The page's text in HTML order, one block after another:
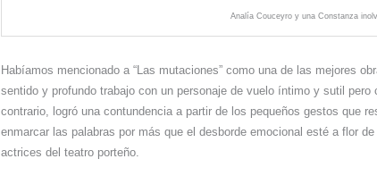
Analía Couceyro y una Constanza
Habíamos mencionado a “Las mutaciones” como una de las mejores
sentido y profundo trabajo con un personaje de vuelo íntimo y sutil pero
contrario, logró una contundencia a partir de los pequeños gestos que
enmarcar las palabras por más que el desborde emocional esté a flor
actrices del teatro porteño.